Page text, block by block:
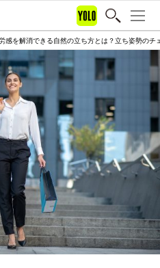
感を解消できる自然の立ち方とは？立ち姿勢のチ